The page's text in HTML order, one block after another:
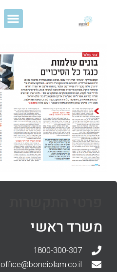
משרד ראשי
1800-300-307
office@boneiolam.co.il